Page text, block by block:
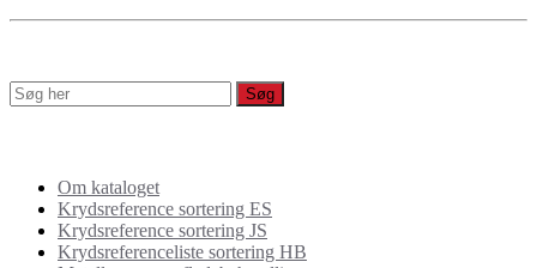
Om kataloget
Krydsreference sortering ES
Krydsreference sortering JS
Krydsreferenceliste sortering HB